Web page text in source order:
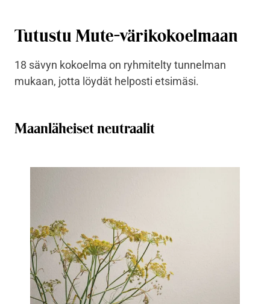
Tutustu Mute-värikokoelmaan
18 sävyn kokoelma on ryhmitelty tunnelman
mukaan, jotta löydät helposti etsimäsi.
Maanläheiset neutraalit